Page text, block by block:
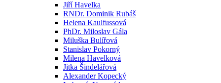
Jiří Havelka
RNDr. Dominik Rubáš
Helena Kaulfussová
PhDr. Miloslav Gála
Miluška Bulířová
Stanislav Pokorný
Milena Havelková
Jitka Šindelářová
Alexander Kopecký